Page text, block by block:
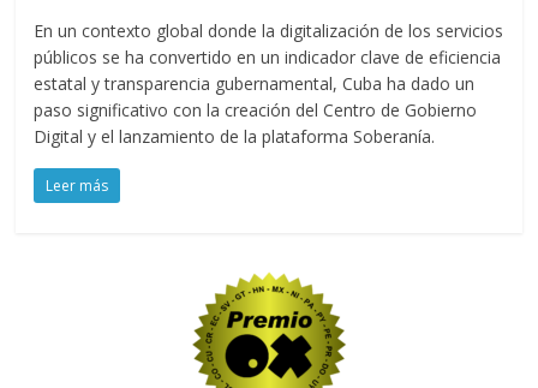
En un contexto global donde la digitalización de los servicios
públicos se ha convertido en un indicador clave de eficiencia
estatal y transparencia gubernamental, Cuba ha dado un
paso significativo con la creación del Centro de Gobierno
Digital y el lanzamiento de la plataforma Soberanía.
Leer más